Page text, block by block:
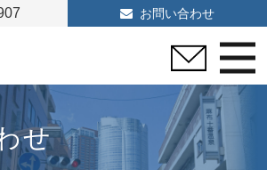
お問い合わせ
せ